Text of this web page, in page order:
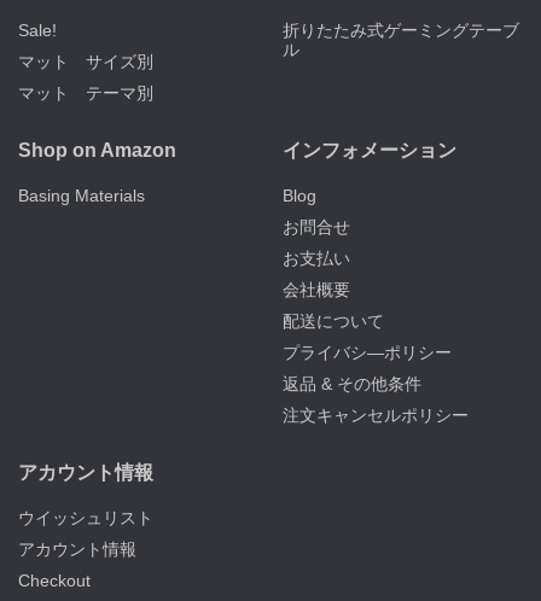
Sale!
マット サイズ別
マット テーマ別
折りたたみ式ゲーミングテーブ
ル
Shop on Amazon
Basing Materials
インフォメーション
Blog
お問合せ
お支払い
会社概要
配送について
プライバシ―ポリシー
返品 & その他条件
注文キャンセルポリシー
アカウント情報
ウイッシュリスト
アカウント情報
Checkout